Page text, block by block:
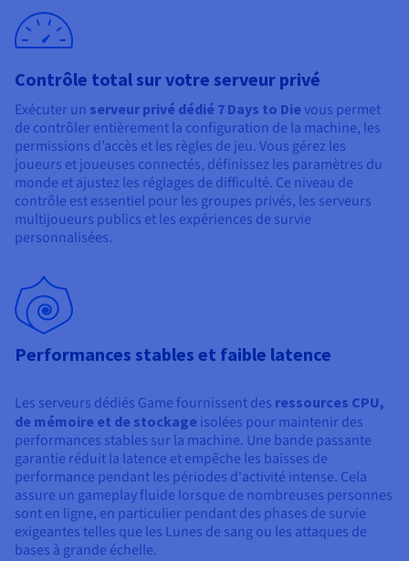
Tarifs
Disponibilités par régions
Roadmap & Changelog
Observabilité
Roadmap & Changelog
Roadmap & Changelog
Roadmap & Changelog
Documentation
Roadmap & Changelog
Contrôle total sur votre serveur privé
Exécuter un serveur privé dédié 7 Days to Die vous permet
de contrôler entièrement la configuration de la machine, les
permissions d’accès et les règles de jeu. Vous gérez les
joueurs et joueuses connectés, définissez les paramètres du
monde et ajustez les réglages de difficulté. Ce niveau de
contrôle est essentiel pour les groupes privés, les serveurs
multijoueurs publics et les expériences de survie
personnalisées.
Performances stables et faible latence
Les serveurs dédiés Game fournissent des ressources CPU,
de mémoire et de stockage isolées pour maintenir des
performances stables sur la machine. Une bande passante
garantie réduit la latence et empêche les baisses de
performance pendant les périodes d'activité intense. Cela
assure un gameplay fluide lorsque de nombreuses personnes
sont en ligne, en particulier pendant des phases de survie
exigeantes telles que les Lunes de sang ou les attaques de
bases à grande échelle.